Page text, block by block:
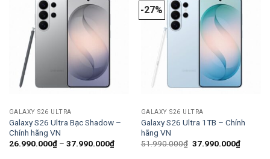
GALAXY S26 ULTRA
Galaxy S26 Ultra Bạc Shadow –
Chính hãng VN
26.990.000₫ – 37.990.000₫Khoảng
giá:
-27%
GALAXY S26 ULTRA
Galaxy S26 Ultra 1TB – Chính
hãng VN
51.990.000₫ Giá
37.990.000₫Giá
hiện